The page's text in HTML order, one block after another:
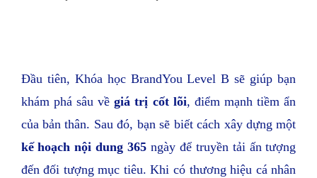
Đầu tiên, Khóa học BrandYou Level B sẽ giúp bạn
khám phá sâu vềgiá trị cốt lõi, điểm mạnh tiềm ẩn
của bản thân. Sau đó, bạn sẽ biết cách xây dựng một
kế hoạch nội dung 365 ngày để truyền tải ấn tượng
đến đối tượng mục tiêu. Khi có thương hiệu cá nhân